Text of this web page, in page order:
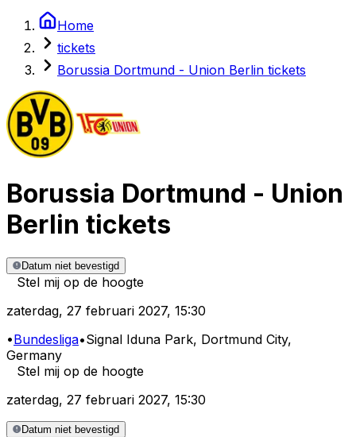
Home
tickets
Borussia Dortmund - Union Berlin tickets
Borussia Dortmund - Union
Berlin tickets
Datum niet bevestigd
Stel mij op de hoogte
zaterdag, 27 februari 2027, 15:30
•Bundesliga•Signal Iduna Park, Dortmund City,
Germany
Stel mij op de hoogte
zaterdag, 27 februari 2027, 15:30
Datum niet bevestigd